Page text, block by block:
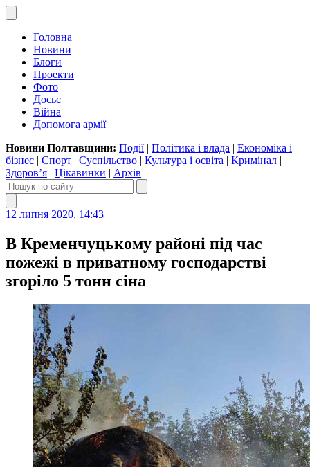
Головна
Новини
Блоги
Проекти
Фото
Досьє
Війна
Допомога армії
Новини Полтавщини: Події| Політика і влада | Економіка і
бізнес | Спорт | Суспільство | Культура і освіта | Кримінал |
Здоров’я | Цікавинки | Архів
12 липня 2020, 14:43
В Кременчуцькому районі під час
пожежі в приватному господарстві
згоріло 5 тонн сіна